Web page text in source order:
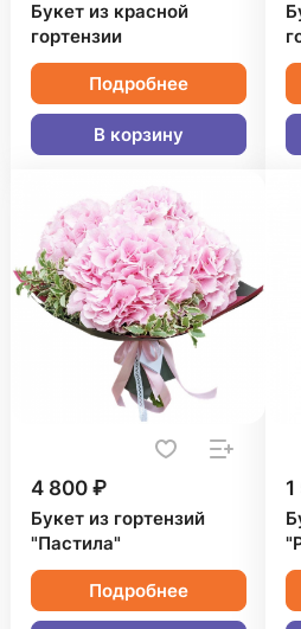
Букет из красной
гортензии
Подробнее
В корзину
4 800 ₽
Букет из гортензий
"Пастила"
Подробнее